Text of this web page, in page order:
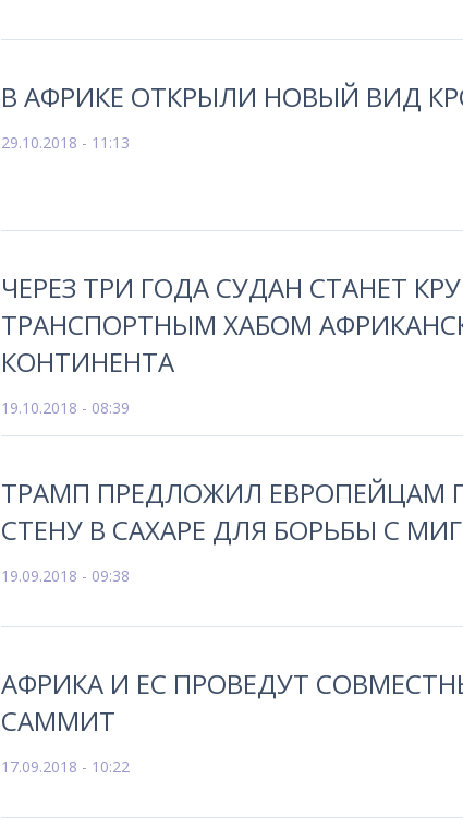
В АФРИКЕ ОТКРЫЛИ НОВЫЙ ВИД
29.10.2018 - 11:13
ЧЕРЕЗ ТРИ ГОДА СУДАН СТАНЕТ
ТРАНСПОРТНЫМ ХАБОМ
КОНТИНЕНТА
19.10.2018 - 08:39
ТРАМП ПРЕДЛОЖИЛ ЕВРОПЕЙЦАМ
СТЕНУ В САХАРЕ ДЛЯ БОРЬБЫ С
19.09.2018 - 09:38
АФРИКА И ЕС ПРОВЕДУТ
САММИТ
17.09.2018 - 10:22